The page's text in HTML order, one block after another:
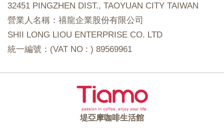
32451 PINGZHEN DIST., TAOYUAN CITY TAIWAN
營業人名稱：禧龍企業股份有限公司
SHII LONG LIOU ENTERPRISE CO. LTD
統一編號：(VAT NO : ) 89569961
堤亞摩咖啡生活館